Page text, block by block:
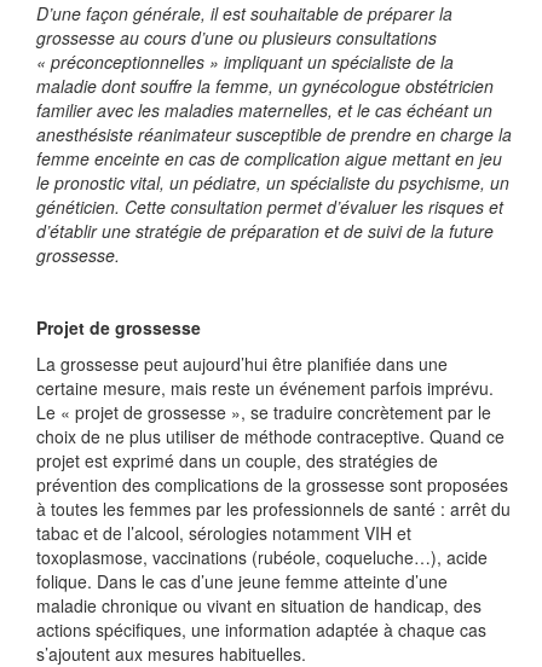
D’une façon générale, il est souhaitable de préparer la
grossesse au cours d’une ou plusieurs consultations
« préconceptionnelles » impliquant un spécialiste de la
maladie dont souffre la femme, un gynécologue obstétricien
familier avec les maladies maternelles, et le cas échéant un
anesthésiste réanimateur susceptible de prendre en charge la
femme enceinte en cas de complication aigue mettant en jeu
le pronostic vital, un pédiatre, un spécialiste du psychisme, un
généticien. Cette consultation permet d’évaluer les risques et
d’établir une stratégie de préparation et de suivi de la future
grossesse.
Projet de grossesse
La grossesse peut aujourd’hui être planifiée dans une
certaine mesure, mais reste un événement parfois imprévu.
Le « projet de grossesse », se traduire concrètement par le
choix de ne plus utiliser de méthode contraceptive. Quand ce
projet est exprimé dans un couple, des stratégies de
prévention des complications de la grossesse sont proposées
à toutes les femmes par les professionnels de santé : arrêt du
tabac et de l’alcool, sérologies notamment VIH et
toxoplasmose, vaccinations (rubéole, coqueluche…), acide
folique. Dans le cas d’une jeune femme atteinte d’une
maladie chronique ou vivant en situation de handicap, des
actions spécifiques, une information adaptée à chaque cas
s’ajoutent aux mesures habituelles.